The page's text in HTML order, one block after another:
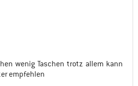
wenig Taschen trotz allem kann
empfehlen